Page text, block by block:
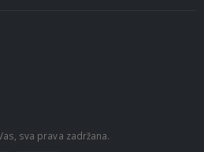
sva prava zadržana.